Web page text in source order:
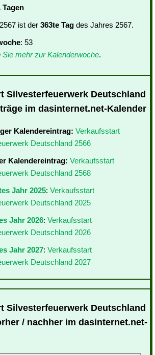
Tagen
ist der 363te Tag des Jahres 2567.
: 53
Sie mehr zur Kalenderwoche.
Silvesterfeuerwerk Deutschland
im dasinternet.net-Kalender
Kalendereintrag: Verkaufsstart
Deutschland 2566
Kalendereintrag: Verkaufsstart
Deutschland 2568
Jahr 2025: Verkaufsstart
Deutschland 2025
Jahr 2026: Verkaufsstart
Deutschland 2026
Jahr 2027: Verkaufsstart
Deutschland 2027
Silvesterfeuerwerk Deutschland
/ nachher im dasinternet.net-